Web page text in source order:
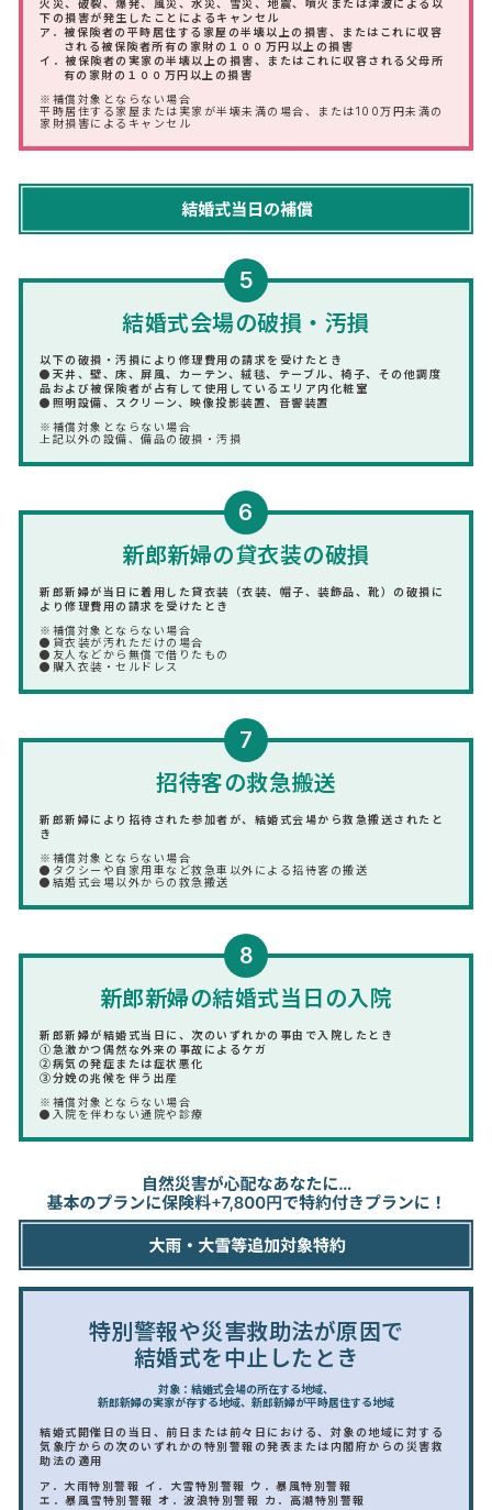
火災、破裂、爆発、風災、水災、雪災、地震、噴火または津波による以
下の損害が発生したことによるキャンセル
ア．被保険者の平時居住する家屋の半壊以上の損害、またはこれに収容
される被保険者所有の家財の１００万円以上の損害
イ．被保険者の実家の半壊以上の損害、またはこれに収容される父母所
有の家財の１００万円以上の損害
※補償対象とならない場合
平時居住する家屋または実家が半壊未満の場合、または100万円未満の
家財損害によるキャンセル
5
結婚式会場の破損・汚損
以下の破損・汚損により修理費用の請求を受けたとき
●天井、壁、床、屏風、カーテン、絨毯、テーブル、椅子、その他調度
品および被保険者が占有して使用しているエリア内化粧室
●照明設備、スクリーン、映像投影装置、音響装置
※補償対象とならない場合
上記以外の設備、備品の破損・汚損
6
新郎新婦の貸衣装の破損
新郎新婦が当日に着用した貸衣装（衣装、帽子、装飾品、靴）の破損に
より修理費用の請求を受けたとき
※補償対象とならない場合
●貸衣装が汚れただけの場合
●友人などから無償で借りたもの
●購入衣装・セルドレス
7
招待客の救急搬送
新郎新婦により招待された参加者が、結婚式会場から救急搬送されたと
き
※補償対象とならない場合
●タクシーや自家用車など救急車以外による招待客の搬送
●結婚式会場以外からの救急搬送
8
新郎新婦の結婚式当日の入院
新郎新婦が結婚式当日に、次のいずれかの事由で入院したとき
①急激かつ偶然な外来の事故によるケガ
②病気の発症または症状悪化
③分娩の兆候を伴う出産
※補償対象とならない場合
●入院を伴わない通院や診療
特別警報や災害救助法が原因で
結婚式を中止したとき
対象：結婚式会場の所在する地域、
新郎新婦の実家が存する地域、新郎新婦が平時居住する地域
結婚式開催日の当日、前日または前々日における、対象の地域に対する
気象庁からの次のいずれかの特別警報の発表または内閣府からの災害救
助法の適用
ア．大雨特別警報 イ．大雪特別警報 ウ．暴風特別警報
エ．暴風雪特別警報 オ．波浪特別警報 カ．高潮特別警報